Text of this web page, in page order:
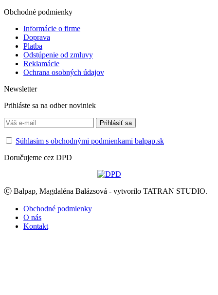
Obchodné podmienky
Informácie o firme
Doprava
Platba
Odstúpenie od zmluvy
Reklamácie
Ochrana osobných údajov
Newsletter
Prihláste sa na odber noviniek
Súhlasím s obchodnými podmienkami balpap.sk
Doručujeme cez DPD
Ⓒ Balpap, Magdaléna Balázsová - vytvorilo TATRAN STUDIO.
Obchodné podmienky
O nás
Kontakt